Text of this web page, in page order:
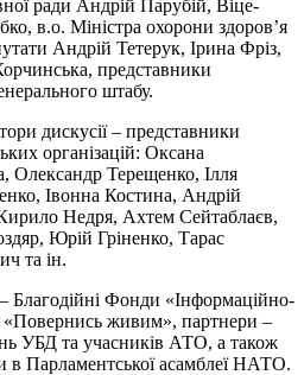
ради Андрій Парубій, Віце-
в.о. Міністра охорони здоров’я
Андрій Тетерук, Ірина Фріз,
представники
штабу.
дискусії – представники
організацій: Оксана
Олександр Терещенко, Ілля
Івонна Костина, Андрій
Недря, Ахтем Сейтаблаєв,
Юрій Гріненко, Тарас
та ін.
Благодійні Фонди «Інформаційно-
«Повернись живим», партнери –
УБД та учасників АТО, а також
в Парламентської асамблеї НАТО.